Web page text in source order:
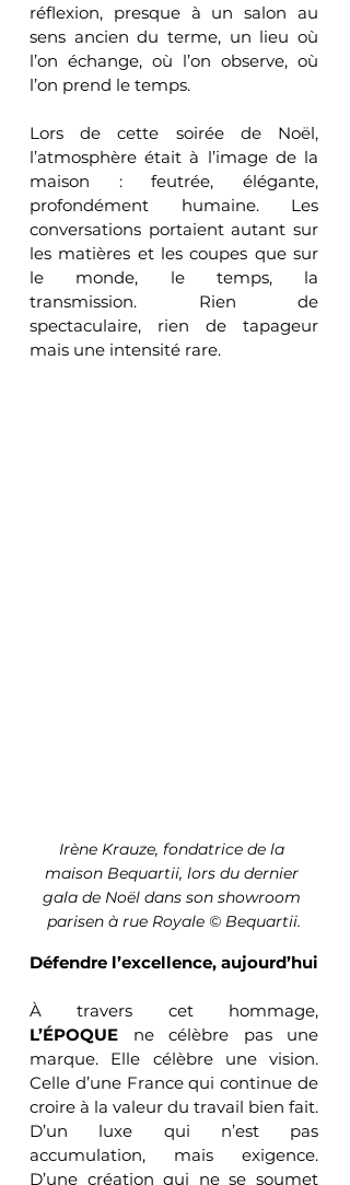
réflexion, presque à un salon au
sens ancien du terme, un lieu où
l’on échange, où l’on observe, où
l’on prend le temps.
Lors de cette soirée de Noël,
l’atmosphère était à l’image de la
maison : feutrée, élégante,
profondément humaine. Les
conversations portaient autant sur
les matières et les coupes que sur
le monde, le temps, la
transmission. Rien de
spectaculaire, rien de tapageur
mais une intensité rare.
Irène Krauze, fondatrice de la
maison Bequartii, lors du dernier
gala de Noël dans son showroom
parisen à rue Royale © Bequartii.
Défendre l’excellence, aujourd’hui
L’ÉPOQUE ne célèbre pas une
marque. Elle célèbre une vision.
Celle d’une France qui continue de
croire à la valeur du travail bien fait.
D’un luxe qui n’est pas
accumulation, mais exigence.
D’une création qui ne se soumet